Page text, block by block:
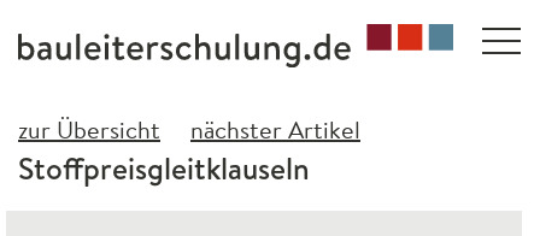
zur Übersicht nächster Artikel
Stoffpreisgleitklauseln